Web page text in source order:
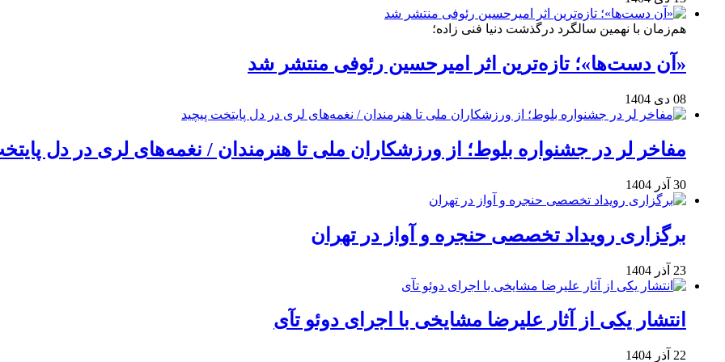
هم‌زمان با نهمین سالگرد درگذشت دنیا فنی زاده؛
«آن دست‌ها»؛ تازه‌ترین اثر امیرحسین رئوفی منتشر شد
08 دی 1404
مفاخر لر در جشنواره بلوط؛ از ورزشکاران ملی تا هنرمندان / نغمه‌های لری در دل
30 آذر 1404
برگزاری رویداد تخصصی حنجره و آواز در تهران
23 آذر 1404
انتشار یکی از آثار علیرضا مشایخی با اجرای دوئو تآی
22 آذر 1404